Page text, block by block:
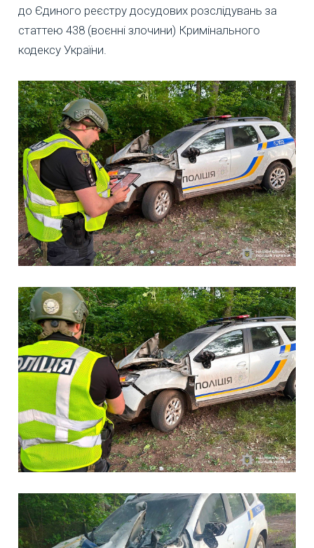
до Єдиного реєстру досудових розслідувань за
статтею 438 (воєнні злочини) Кримінального
кодексу України.